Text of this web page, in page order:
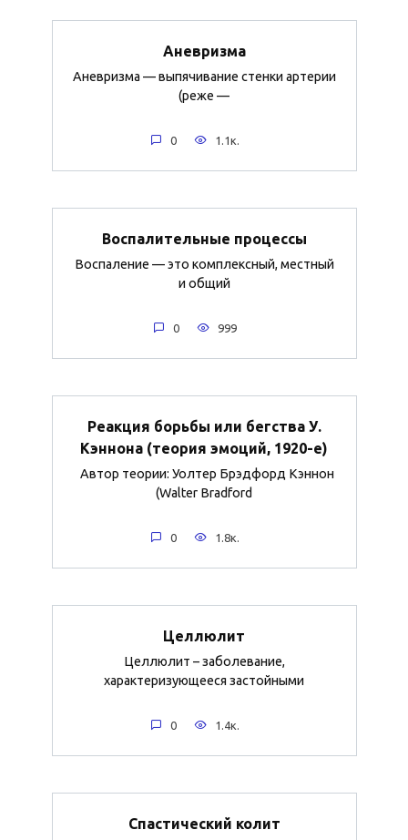
Аневризма
Аневризма — выпячивание стенки артерии
(реже —
0 1.1к.
Воспалительные процессы
Воспаление — это комплексный, местный
и общий
0 999
Реакция борьбы или бегства У.
Кэннона (теория эмоций, 1920-е)
Автор теории: Уолтер Брэдфорд Кэннон
(Walter Bradford
0 1.8к.
Целлюлит
Целлюлит – заболевание,
характеризующееся застойными
0 1.4к.
Спастический колит